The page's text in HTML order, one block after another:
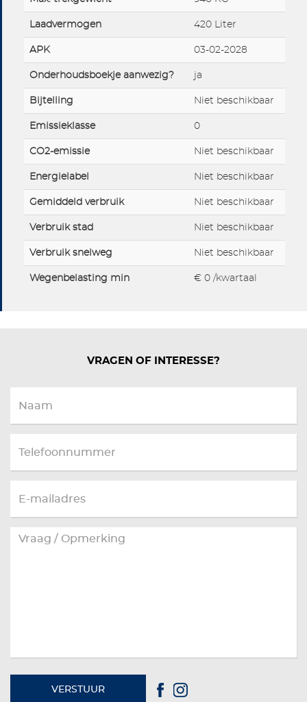
Laadvermogen 420 Liter
APK 03-02-2028
Onderhoudsboekje aanwezig? ja
Bijtelling Niet beschikbaar
Emissieklasse 0
CO2-emissie Niet beschikbaar
Energielabel Niet beschikbaar
Gemiddeld verbruik Niet beschikbaar
Verbruik stad Niet beschikbaar
Verbruik snelweg Niet beschikbaar
Wegenbelasting min € 0 /kwartaal
VRAGEN OF INTERESSE?
VERSTUUR